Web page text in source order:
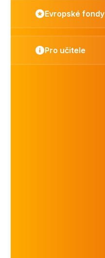
Evropské fondy
Pro učitele